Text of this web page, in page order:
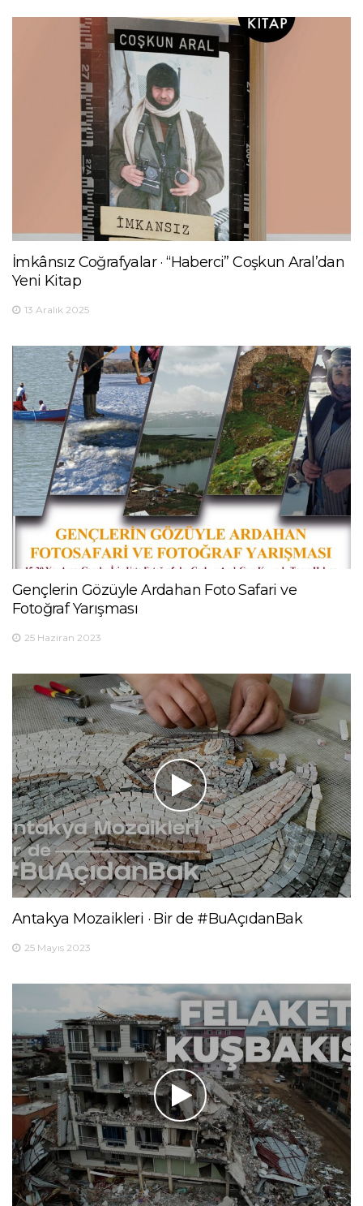
İmkânsız Coğrafyalar · “Haberci” Coşkun Aral’dan
Yeni Kitap
13 Aralık 2025
Gençlerin Gözüyle Ardahan Foto Safari ve
Fotoğraf Yarışması
25 Haziran 2023
Antakya Mozaikleri · Bir de #BuAçıdanBak
25 Mayıs 2023